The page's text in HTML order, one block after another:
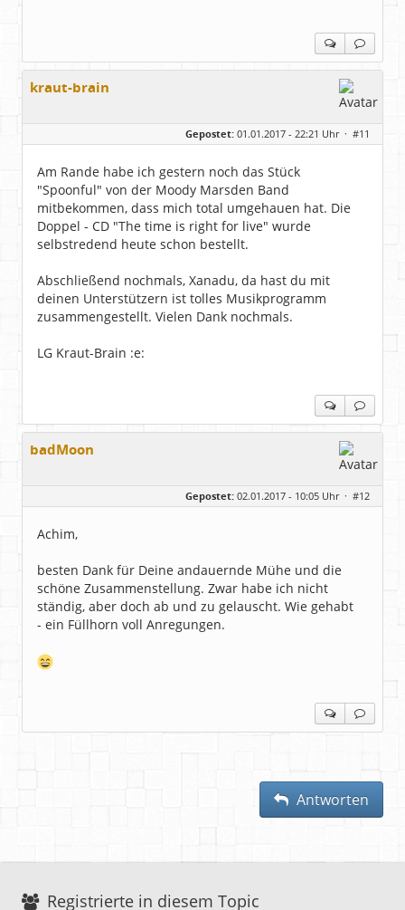
kraut-brain
Gepostet: 01.01.2017 - 22:21 Uhr · #11
Am Rande habe ich gestern noch das Stück
"Spoonful" von der Moody Marsden Band
mitbekommen, dass mich total umgehauen hat. Die
Doppel - CD "The time is right for live" wurde
selbstredend heute schon bestellt.
Abschließend nochmals, Xanadu, da hast du mit
deinen Unterstützern ist tolles Musikprogramm
zusammengestellt. Vielen Dank nochmals.
LG Kraut-Brain :e:
badMoon
Gepostet: 02.01.2017 - 10:05 Uhr · #12
Achim,
besten Dank für Deine andauernde Mühe und die
schöne Zusammenstellung. Zwar habe ich nicht
ständig, aber doch ab und zu gelauscht. Wie gehabt
- ein Füllhorn voll Anregungen.
Antworten
Registrierte in diesem Topic